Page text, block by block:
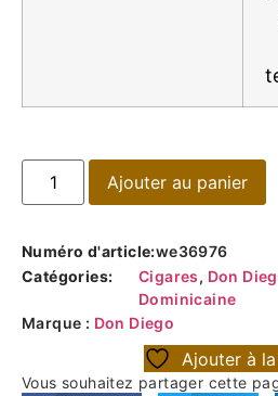
Ajouter au panier
Numéro d'article:we36976
Catégories:
Cigares, Don
Dominicaine
Marque : Don Diego
Ajouter à
Vous souhaitez partager cette